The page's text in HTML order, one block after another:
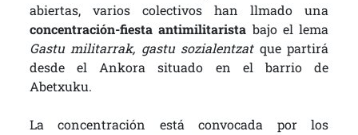
abiertas, varios colectivos han llmado una
concentración-fiesta antimilitarista bajo el lema
Gastu militarrak, gastu sozialentzatque partirá
desde el Ankora situado en el barrio de
Abetxuku.
La concentración está convocada por los